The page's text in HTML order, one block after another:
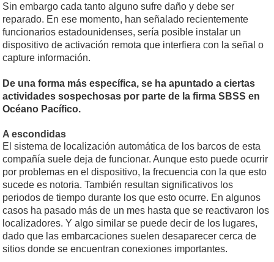
Sin embargo cada tanto alguno sufre daño y debe ser
reparado. En ese momento, han señalado recientemente
funcionarios estadounidenses, sería posible instalar un
dispositivo de activación remota que interfiera con la señal o
capture información.
De una forma más específica, se ha apuntado a ciertas
actividades sospechosas por parte de la firma SBSS en
Océano Pacífico.
A escondidas
El sistema de localización automática de los barcos de esta
compañía suele deja de funcionar. Aunque esto puede ocurrir
por problemas en el dispositivo, la frecuencia con la que esto
sucede es notoria. También resultan significativos los
periodos de tiempo durante los que esto ocurre. En algunos
casos ha pasado más de un mes hasta que se reactivaron los
localizadores. Y algo similar se puede decir de los lugares,
dado que las embarcaciones suelen desaparecer cerca de
sitios donde se encuentran conexiones importantes.